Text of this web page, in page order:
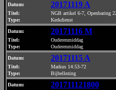
Datum: 20171119 A
Titel:
NGB artikel 6-7, Openbaring
Type:
Kerkdienst
Datum: 20171116 M
Titel:
Ouderenmiddag
Type:
Ouderenmiddag
Datum: 20171115 A
Titel:
Markus 14:53-72
Type:
Bijbellezing
Datum: 201711121800